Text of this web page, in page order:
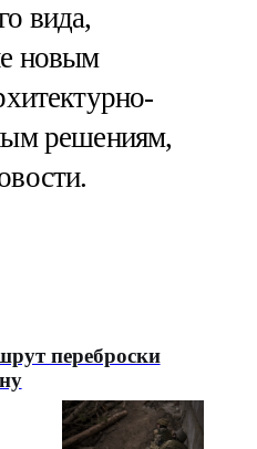
вида,
новым
решениям,
переброски